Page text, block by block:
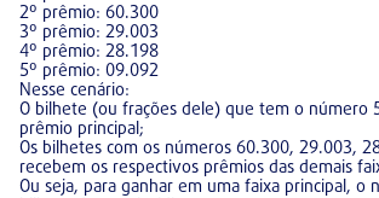
2º prêmio: 60.300
3º prêmio: 29.003
4º prêmio: 28.198
5º prêmio: 09.092
Nesse cenário:
O bilhete (ou frações dele) que tem o número
prêmio principal;
Os bilhetes com os números 60.300, 29.003,
recebem os respectivos prêmios das demais
Ou seja, para ganhar em uma faixa principal, o